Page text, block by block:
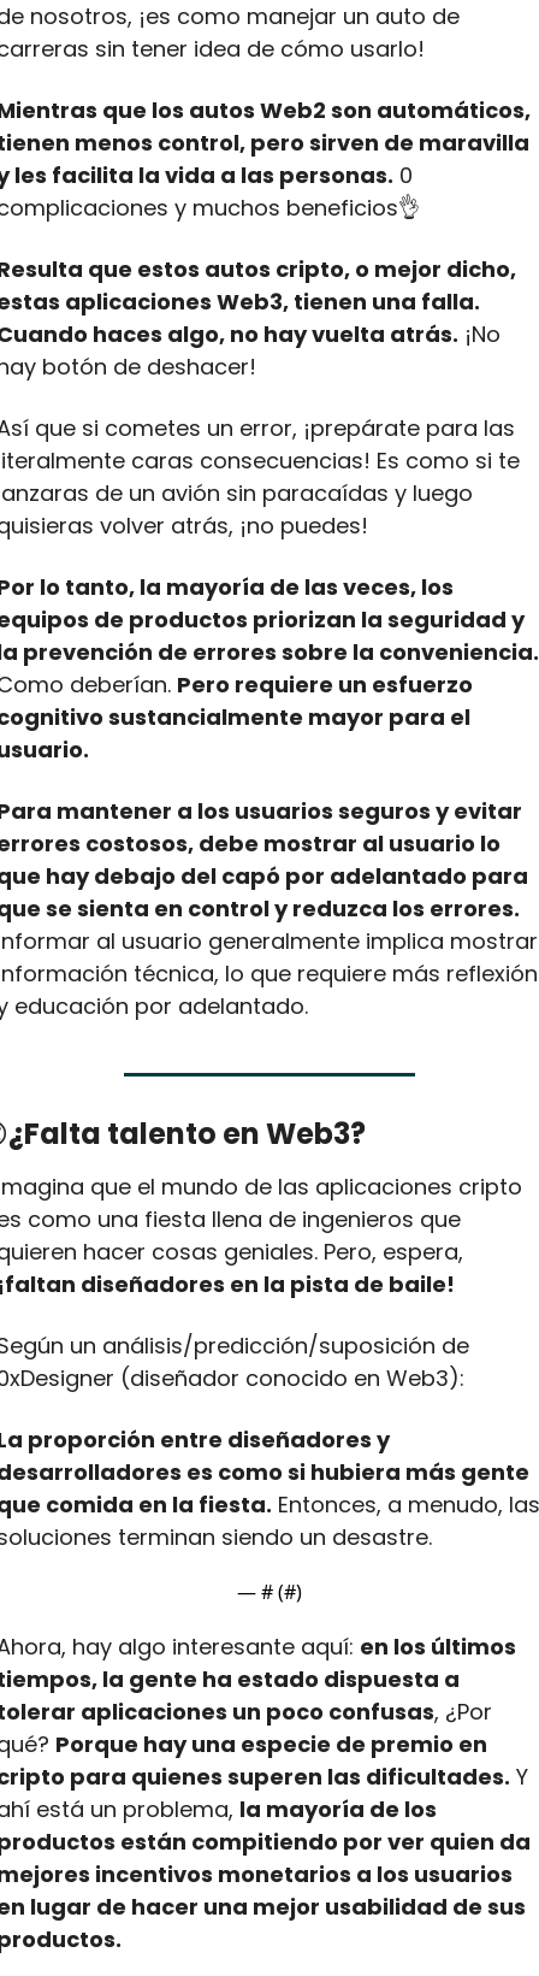
nosotros, ¡es como manejar un auto de
sin tener idea de cómo usarlo!
que los autos Web2 son automáticos,
menos control, pero sirven de maravilla
les facilita la vida a las personas. 0
y muchos beneficios👌
que estos autos cripto, o mejor dicho,
aplicaciones Web3, tienen una falla.
haces algo, no hay vuelta atrás. ¡No
botón de deshacer!
que si cometes un error, ¡prepárate para las
caras consecuencias! Es como si te
de un avión sin paracaídas y luego
volver atrás, ¡no puedes!
lo tanto, la mayoría de las veces, los
de productos priorizan la seguridad y
prevención de errores sobre la conveniencia.
deberían. Pero requiere un esfuerzo
sustancialmente mayor para el
mantener a los usuarios seguros y evitar
costosos, debe mostrar al usuario lo
hay debajo del capó por adelantado para
se sienta en control y reduzca los errores.
al usuario generalmente implica mostrar
técnica, lo que requiere más reflexión
educación por adelantado.
¿Falta talento en Web3?
que el mundo de las aplicaciones cripto
como una fiesta llena de ingenieros que
diseñadores en la pista de baile!
un análisis/predicción/suposición de
(diseñador conocido en Web3):
proporción entre diseñadores y
es como si hubiera más gente
comida en la fiesta. Entonces, a menudo, las
terminan siendo un desastre.
— # (#)
hay algo interesante aquí: en los últimos
la gente ha estado dispuesta a
aplicaciones un poco confusas, ¿Por
Porque hay una especie de premio en
para quienes superen las dificultades. Y
está un problema, la mayoría de los
están compitiendo por ver quien da
incentivos monetarios a los usuarios
lugar de hacer una mejor usabilidad de sus